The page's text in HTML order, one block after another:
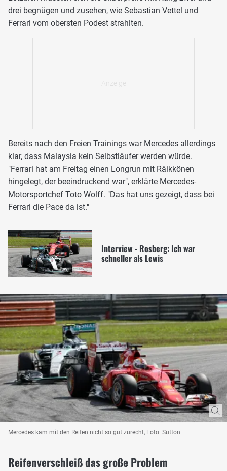
drei begnügen und zusehen, wie Sebastian Vettel und
Ferrari vom obersten Podest strahlten.
Bereits nach den Freien Trainings war Mercedes allerdings
klar, dass Malaysia kein Selbstläufer werden würde.
"Ferrari hat am Freitag einen Longrun mit Räikkönen
hingelegt, der beeindruckend war", erklärte Mercedes-
Motorsportchef Toto Wolff. "Das hat uns gezeigt, dass bei
Ferrari die Pace da ist."
Interview - Rosberg: Ich war
schneller als Lewis
Mercedes kam mit den Reifen nicht so gut zurecht, Foto: Sutton
Reifenverschleiß das große Problem